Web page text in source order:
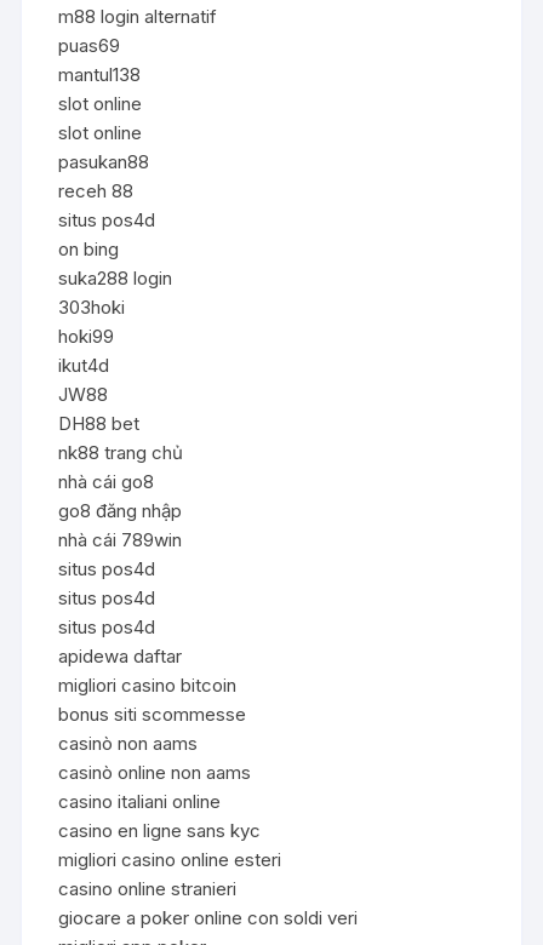
m88 login alternatif
puas69
mantul138
slot online
slot online
pasukan88
receh 88
situs pos4d
on bing
suka288 login
303hoki
hoki99
ikut4d
JW88
DH88 bet
nk88 trang chủ
nhà cái go8
go8 đăng nhập
nhà cái 789win
situs pos4d
situs pos4d
situs pos4d
apidewa daftar
migliori casino bitcoin
bonus siti scommesse
casinò non aams
casinò online non aams
casino italiani online
casino en ligne sans kyc
migliori casino online esteri
casino online stranieri
giocare a poker online con soldi veri